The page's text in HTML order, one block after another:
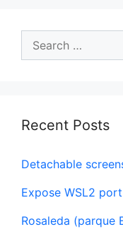
Search
Recent Posts
Detachable
Expose WSL2
Rosaleda (parque